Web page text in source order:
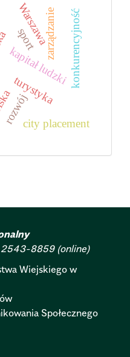
turystyka
kapitał ludzki
zarządzanie
rozwój
konkurencyjność
Warszawa
city placement
sport
8859 (online)
Wiejskiego w
Społecznego